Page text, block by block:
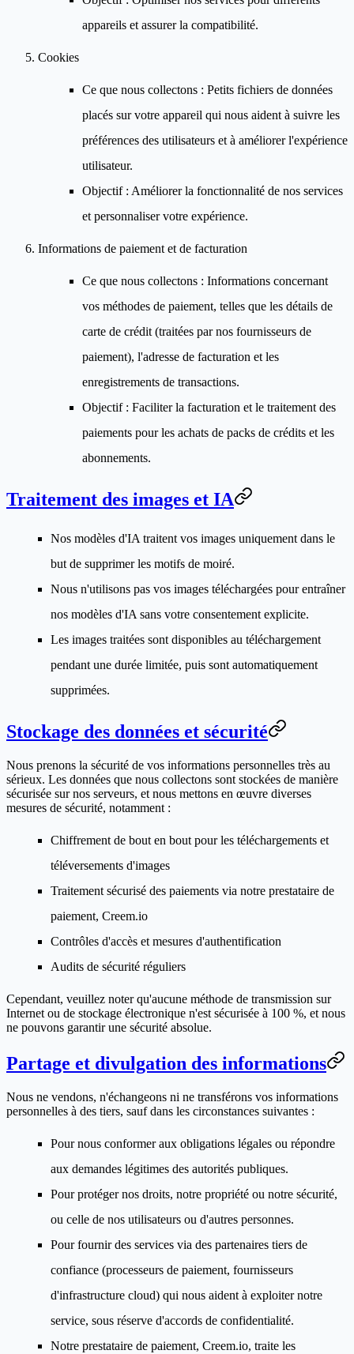
appareils et assurer la compatibilité.
Cookies
Ce que nous collectons : Petits fichiers de données
placés sur votre appareil qui nous aident à suivre les
préférences des utilisateurs et à améliorer l'expérience
utilisateur.
Objectif: Améliorer la fonctionnalité de nos services
et personnaliser votre expérience.
Informations de paiement et de facturation
Ce que nous collectons : Informations concernant
vos méthodes de paiement, telles que les détails de
carte de crédit (traitées par nos fournisseurs de
paiement), l'adresse de facturation et les
enregistrements de transactions.
Objectif: Faciliter la facturation et le traitement des
paiements pour les achats de packs de crédits et les
abonnements.
Traitement des images et IA
Nos modèles d'IA traitent vos images uniquement dans le
but de supprimer les motifs de moiré.
Nous n'utilisons pas vos images téléchargées pour entraîner
nos modèles d'IA sans votre consentement explicite.
Les images traitées sont disponibles au téléchargement
pendant une durée limitée, puis sont automatiquement
supprimées.
Stockage des données et sécurité
Nous prenons la sécurité de vos informations personnelles très au
sérieux. Les données que nous collectons sont stockées de manière
sécurisée sur nos serveurs, et nous mettons en œuvre diverses
mesures de sécurité, notamment :
Chiffrement de bout en bout pour les téléchargements et
téléversements d'images
Traitement sécurisé des paiements via notre prestataire de
paiement, Creem.io
Contrôles d'accès et mesures d'authentification
Audits de sécurité réguliers
Cependant, veuillez noter qu'aucune méthode de transmission sur
Internet ou de stockage électronique n'est sécurisée à 100 %, et nous
ne pouvons garantir une sécurité absolue.
Partage et divulgation des informations
Nous ne vendons, n'échangeons ni ne transférons vos informations
personnelles à des tiers, sauf dans les circonstances suivantes :
Pour nous conformer aux obligations légales ou répondre
aux demandes légitimes des autorités publiques.
Pour protéger nos droits, notre propriété ou notre sécurité,
ou celle de nos utilisateurs ou d'autres personnes.
Pour fournir des services via des partenaires tiers de
confiance (processeurs de paiement, fournisseurs
d'infrastructure cloud) qui nous aident à exploiter notre
service, sous réserve d'accords de confidentialité.
Notre prestataire de paiement, Creem.io, traite les